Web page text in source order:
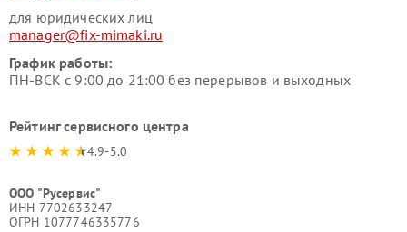
для юридических лиц
manager@fix-mimaki.ru
График работы:
ПН-ВСК с 9:00 до 21:00 без перерывов и выходных
Рейтинг сервисного центра
4.9-5.0
ООО "Русервис"
ИНН 7702633247
ОГРН 1077746335776